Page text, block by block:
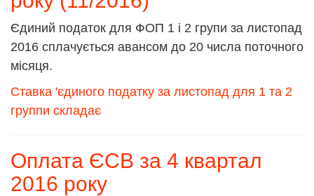
Єдиний податок для ФОП 1 і 2 групи за листопад
2016 сплачується авансом до 20 числа поточного
місяця.
Ставка 'єдиного податку за листопад для 1 та 2
группи складає
Оплата ЄСВ за 4 квартал
2016 року